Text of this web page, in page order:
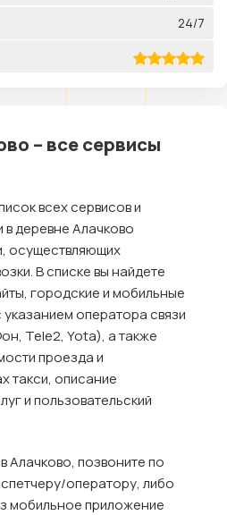
24/7
– все сервисы
всех сервисов и
деревне Алачково
осуществляющих
В списке вы найдете
городские и мобильные
оператора связи
Tele2, Yota), а также
проезда и
такси, описание
и пользовательский
Алачково, позвоните по
оператору, либо
мобильное приложение